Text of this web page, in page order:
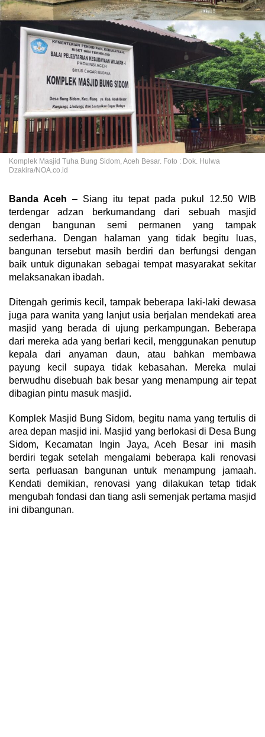
Komplek Masjid Tuha Bung Sidom, Aceh Besar. Foto : Dok. Hulwa
Dzakira/NOA.co.id
Banda Aceh – Siang itu tepat pada pukul 12.50 WIB
terdengar adzan berkumandang dari sebuah masjid
dengan bangunan semi permanen yang tampak
sederhana. Dengan halaman yang tidak begitu luas,
bangunan tersebut masih berdiri dan berfungsi dengan
baik untuk digunakan sebagai tempat masyarakat sekitar
melaksanakan ibadah.
Ditengah gerimis kecil, tampak beberapa laki-laki dewasa
juga para wanita yang lanjut usia berjalan mendekati area
masjid yang berada di ujung perkampungan. Beberapa
dari mereka ada yang berlari kecil, menggunakan penutup
kepala dari anyaman daun, atau bahkan membawa
payung kecil supaya tidak kebasahan. Mereka mulai
berwudhu disebuah bak besar yang menampung air tepat
dibagian pintu masuk masjid.
Komplek Masjid Bung Sidom, begitu nama yang tertulis di
area depan masjid ini. Masjid yang berlokasi di Desa Bung
Sidom, Kecamatan Ingin Jaya, Aceh Besar ini masih
berdiri tegak setelah mengalami beberapa kali renovasi
serta perluasan bangunan untuk menampung jamaah.
Kendati demikian, renovasi yang dilakukan tetap tidak
mengubah fondasi dan tiang asli semenjak pertama masjid
ini dibangunan.